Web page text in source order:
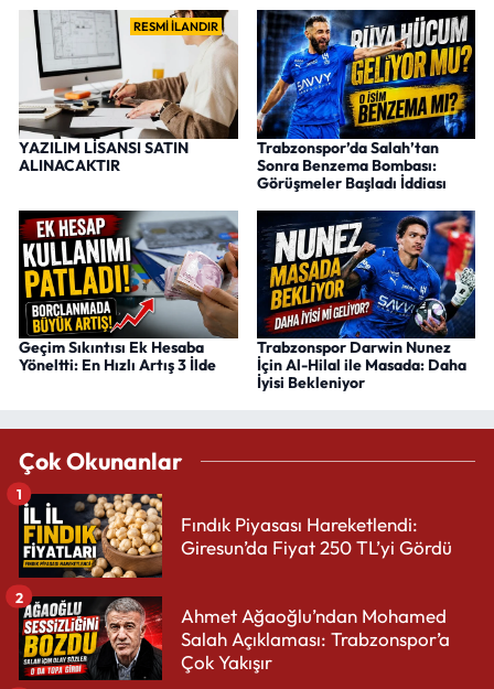
RESMİ İLANDIR
YAZILIM LİSANSI SATIN
ALINACAKTIR
Trabzonspor’da Salah’tan
Sonra Benzema Bombası:
Görüşmeler Başladı İddiası
Geçim Sıkıntısı Ek Hesaba
Yöneltti: En Hızlı Artış 3 İlde
Trabzonspor Darwin Nunez
İçin Al-Hilal ile Masada: Daha
İyisi Bekleniyor
Çok Okunanlar
Fındık Piyasası Hareketlendi:
Giresun’da Fiyat 250 TL’yi Gördü
1
Ahmet Ağaoğlu’ndan Mohamed
Salah Açıklaması: Trabzonspor’a
Çok Yakışır
2